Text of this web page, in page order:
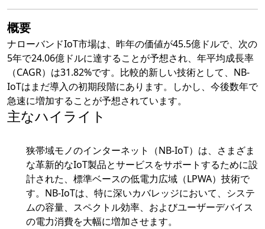
概要
ナローバンドIoT市場は、昨年の価値が45.5億ドルで、次の
5年で24.06億ドルに達することが予想され、年平均成長率
（CAGR）は31.82%です。比較的新しい技術として、NB-
IoTはまだ導入の初期段階にあります。しかし、今後数年で
急速に増加することが予想されています。
主なハイライト
狭帯域モノのインターネット（NB-IoT）は、さまざま
な革新的なIoT製品とサービスをサポートするために設
計された、標準ベースの低電力広域（LPWA）技術で
す。NB-IoTは、特に深いカバレッジにおいて、システ
ムの容量、スペクトル効率、およびユーザーデバイス
の電力消費を大幅に増加させます。